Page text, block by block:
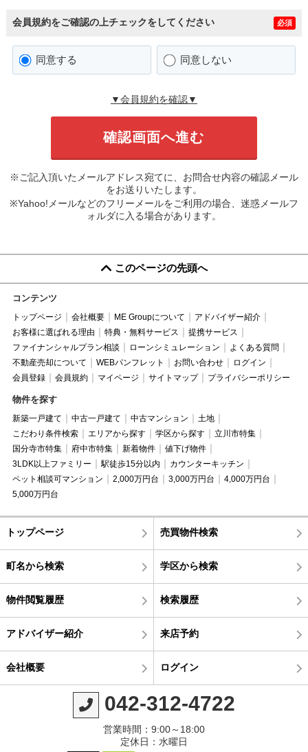
会員規約をご確認の上チェックをしてください 必須
同意する 同意しない
▼会員規約を確認▼
※ご記入頂いたメールアドレス宛てに、お問合せ内容の確認メール
をお送りいたします。
※Yahoo!メールなどのフリーメールをご利用の場合、迷惑メールフ
ォルダに入る場合があります。
このページの先頭へ
コンテンツ
トップページ 会社概要 ME Groupについて
アドバイザー紹介
お客様に選ばれる理由
特典・無料サービス
提携サービス
ファイナンシャルプラン相談
ローンシミュレーション
よくある質問
不動産売却について
WEBパンフレット お問い合わせ
ログイン
会員登録
会員規約 マイページ サイトマップ プライバシーポリシー
物件を探す
新築一戸建て 中古一戸建て 中古マンション
土地
こだわり条件検索
エリアから探す 学区から探す
立川市特集
国分寺市特集
府中市特集 新着物件
値下げ物件
3LDK以上ファミリー
駅徒歩15分以内
カウンターキッチン
ペット相談可マンション
2,000万円台 3,000万円台
4,000万円台
5,000万円台
トップページ 売買物件検索
町名から検索 学区から検索
物件閲覧履歴 検索履歴
アドバイザー紹介 来店予約
会社概要 ログイン
042-312-4722
営業時間：9:00～18:00
定休日：水曜日